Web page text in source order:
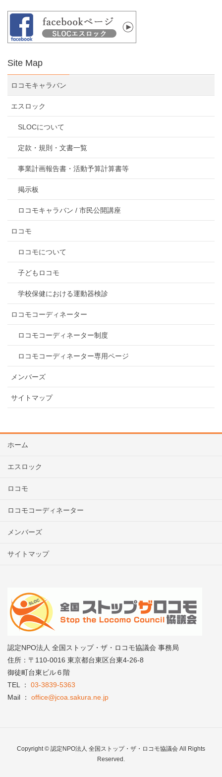
Site Map
ロコモキャラバン
エスロック
SLOCについて
定款・規則・文書一覧
事業計画報告書・活動予算計算書等
掲示板
ロコモキャラバン / 市民公開講座
ロコモ
ロコモについて
子どもロコモ
学校保健における運動器検診
ロコモコーディネーター
ロコモコーディネーター制度
ロコモコーディネーター専用ページ
メンバーズ
サイトマップ
ホーム
エスロック
ロコモ
ロコモコーディネーター
メンバーズ
サイトマップ
認定NPO法人 全国ストップ・ザ・ロコモ協議会 事務局
住所：〒110-0016 東京都台東区台東4-26-8
御徒町台東ビル６階
TEL ： 03-3839-5363
Mail ： office@jcoa.sakura.ne.jp
Copyright © 認定NPO法人 全国ストップ・ザ・ロコモ協議会 All Rights
Reserved.